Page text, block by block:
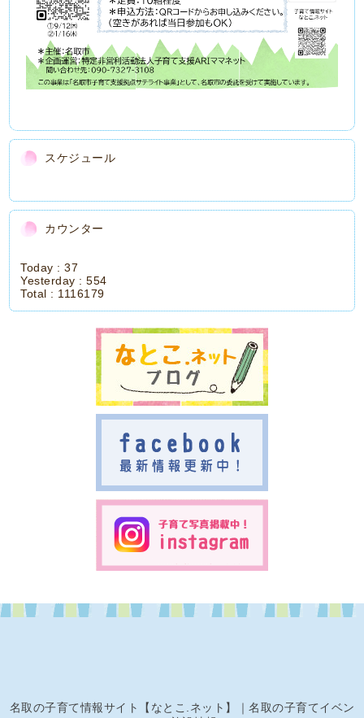
スケジュール
カウンター
Today :37
Yesterday :554
Total : 1116179
名取の子育て情報サイト【なとこ.ネット】｜名取の子育てイベン